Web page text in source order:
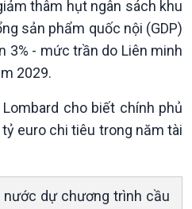
đảo
Mùa vàng
Biển đảo Việt Nam
Tâm tình biên giới và hải
Tìm hiểu biển, đảo Việt
Nam
thâm hụt ngân sách khu
sản phẩm quốc nội (GDP)
3% - mức trần do Liên minh
2029.
cho biết chính phủ
euro chi tiêu trong năm tài
dự chương trình cầu